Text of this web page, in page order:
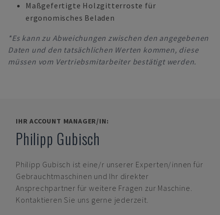
Maßgefertigte Holzgitterroste für
ergonomisches Beladen
*Es kann zu Abweichungen zwischen den angegebenen
Daten und den tatsächlichen Werten kommen, diese
müssen vom Vertriebsmitarbeiter bestätigt werden.
IHR ACCOUNT MANAGER/IN:
Philipp Gubisch
Philipp Gubisch ist eine/r unserer Experten/innen für
Gebrauchtmaschinen und Ihr direkter
Ansprechpartner für weitere Fragen zur Maschine.
Kontaktieren Sie uns gerne jederzeit.